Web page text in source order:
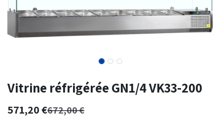
Vitrine réfrigérée GN1/4 VK33-200
571,20€672,00€